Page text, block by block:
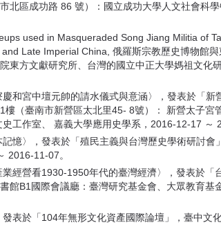
北區成功路 86 號）：國立成功大學人文社會科
used in Masqueraded Song Jiang Militia of
Late Imperial China, 俄羅斯宗教歷史博物館
東方文獻研究所、台灣的國立中正大學媽祖文化
和宮中壇元帥的請水儀式與意涵〉，發表於「新
（臺南市新營區太北里45- 8號）： 新營太子宮
工作室、 嘉義大學應用史學系，2016-12-17 ～
憶〉，發表於「殖民主義與台灣歷史學術研討會
2016-11-07。
經營看1930-1950年代的臺灣經濟〉，發表於「
館B1國際會議廳：臺灣研究基金會、大眾教育基
表於「104年無形文化資產國際論壇」，臺中文